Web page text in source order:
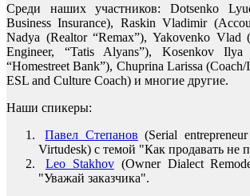
Среди наших участников: Dotsenko
Business Insurance), Raskin Vladimir
Nadya (Realtor “Remax”), Yakovenko Vlad
Engineer, “Tatis Alyans”), Kosenkov
“Homestreet Bank”), Chuprina Larissa (Coach/
ESL and Culture Coach) и многие другие.
Наши спикеры:
Павел Степанов (Serial
Virtudesk) с темой "Как продавать не
Leo Stakhov(Owner Dialect
"Уважай заказчика".